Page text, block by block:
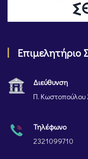
Επιμελητήριο
Διεύθυνση
Π. Κωστοπούλου
Τηλέφωνο
2321099710